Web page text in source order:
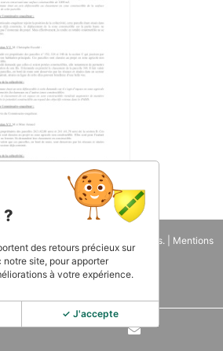
. Tous droits réservés. | Mentions
| Une réalisationIWEGO
des retours précieux sur
site, pour apporter
à votre expérience.
✓ J'accepte